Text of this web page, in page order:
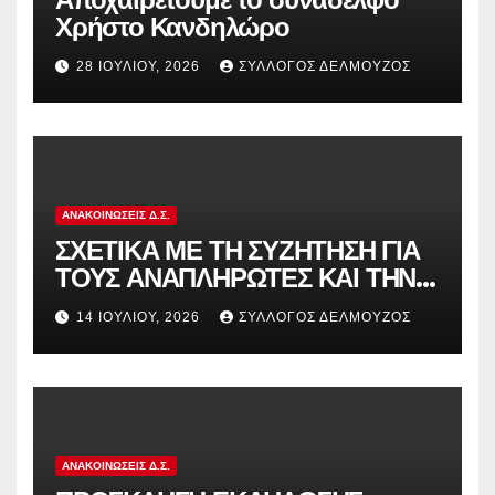
Χρήστο Κανδηλώρο
28 ΙΟΥΛΊΟΥ, 2026 ΣΎΛΛΟΓΟΣ ΔΕΛΜΟΎΖΟΣ
ΑΝΑΚΟΙΝΏΣΕΙΣ Δ.Σ.
ΣΧΕΤΙΚΑ ΜΕ ΤΗ ΣΥΖΗΤΗΣΗ ΓΙΑ
ΤΟΥΣ ΑΝΑΠΛΗΡΩΤΕΣ ΚΑΙ ΤΗΝ
ΠΑΡΑΠΟΜΠΗ ΤΗΣ ΕΛΛΑΔΑΣ
ΣΤΟ ΕΥΡΩΠΑΪΚΟ ΔΙΚΑΣΤΗΡΙΟ
14 ΙΟΥΛΊΟΥ, 2026 ΣΎΛΛΟΓΟΣ ΔΕΛΜΟΎΖΟΣ
ΑΝΑΚΟΙΝΏΣΕΙΣ Δ.Σ.